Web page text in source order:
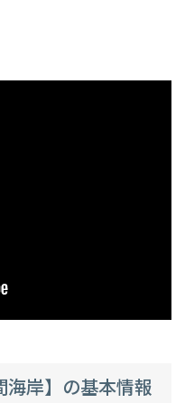
海岸】の基本情報